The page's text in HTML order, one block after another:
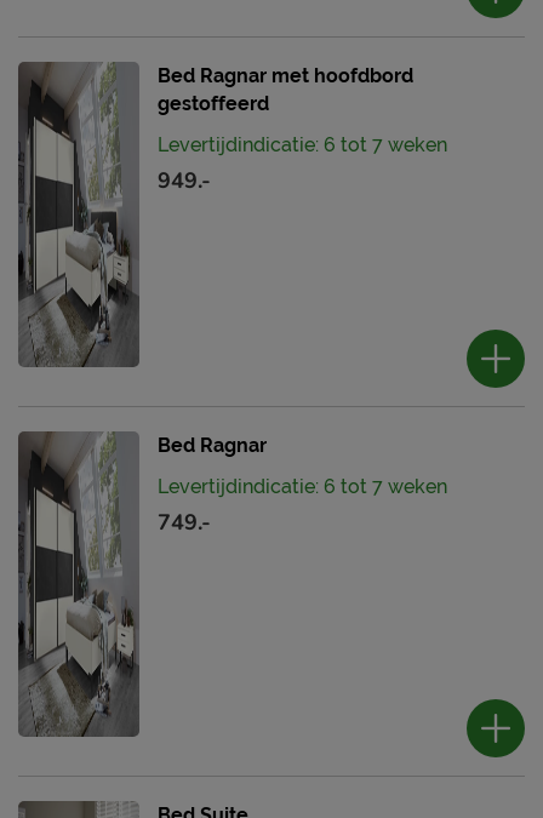
Bed Ragnar met hoofdbord
gestoffeerd
Levertijdindicatie: 6 tot 7 weken
949.-
Bed Ragnar
Levertijdindicatie: 6 tot 7 weken
749.-